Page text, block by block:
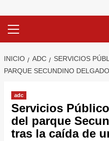
primario
INICIO ADC
SERVICIOS
PARQUE SECUNDINO
adc
Servicios
del parque
tras la caída de